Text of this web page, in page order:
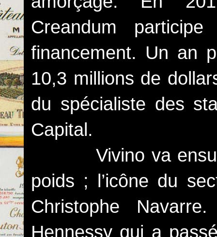
Creandum
financement. Un an
10,3 millions de
du spécialiste des
Capital.
Vivino va ensuite
poids ; l’icône du
Christophe
Hennessy qui a